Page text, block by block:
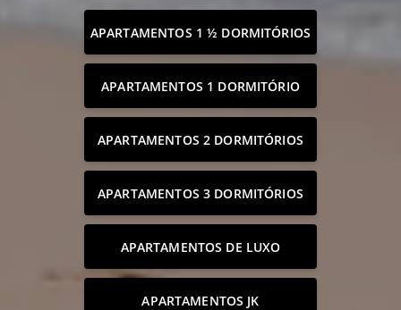
APARTAMENTOS 1 ½ DORMITÓRIOS
APARTAMENTOS 1 DORMITÓRIO
APARTAMENTOS 2 DORMITÓRIOS
APARTAMENTOS 3 DORMITÓRIOS
APARTAMENTOS DE LUXO
APARTAMENTOS JK